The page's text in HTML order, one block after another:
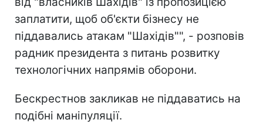
заплатити, щоб об'єкти бізнесу не
піддавались атакам "Шахідів"", - розповів
радник президента з питань розвитку
технологічних напрямів оборони.
Бескрестнов закликав не піддаватись на
подібні маніпуляції.